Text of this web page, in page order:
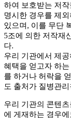
하여 보호받는 저
명시한 경우를 제
있으며, 이를 무단
5조에 의한 저작재
다.
우리 기관에서 제
혜택을 얻고자 하
를 하거나 허락을
도 출처가 질병관
우리 기관의 콘텐
에 게재하는 경우